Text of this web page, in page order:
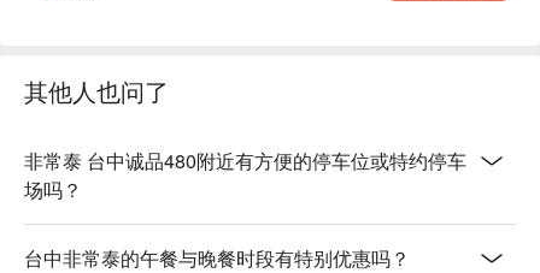
其他人也问了
非常泰 台中诚品480附近有方便的停车位或特约停车
场吗？
台中非常泰的午餐与晚餐时段有特别优惠吗？